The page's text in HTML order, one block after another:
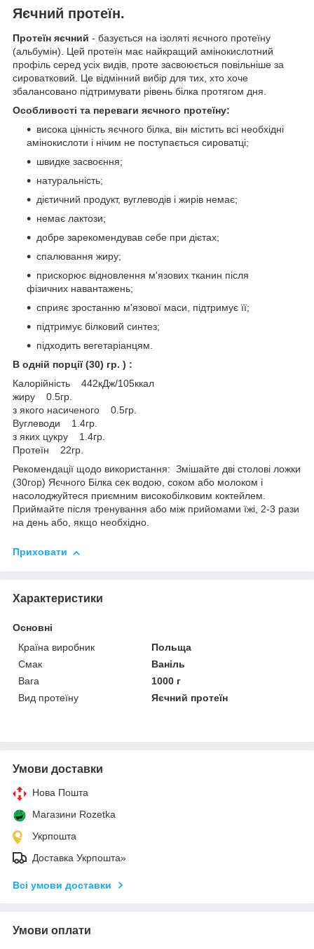
Яєчний протеїн.
Протеїн яєчний - базується на ізоляті яєчного протеїну
(альбумін). Цей протеїн має найкращий амінокислотний
профіль серед усіх видів, проте засвоюється повільніше за
сироватковий. Це відмінний вибір для тих, хто хоче
збалансовано підтримувати рівень білка протягом дня.
Особливості та переваги яєчного протеїну:
висока цінність яєчного білка, він містить всі необхідні
амінокислоти і нічим не поступається сироватці;
швидке засвоєння;
натуральність;
дієтичний продукт, вуглеводів і жирів немає;
немає лактози;
добре зарекомендував себе при дієтах;
спалювання жиру;
прискорює відновлення м'язових тканин після
фізичних навантажень;
сприяє зростанню м'язової маси, підтримує її;
підтримує білковий синтез;
підходить вегетаріанцям.
В одній порції (30) гр. ) :
Калорійність 442кДж/105ккал
жиру 0.5гр.
з якого насиченого 0.5гр.
Вуглеводи 1.4гр.
з яких цукру 1.4гр.
Протеїн 22гр.
Рекомендації щодо використання: Змішайте дві столові ложки
(30гор) Яєчного Білка сек водою, соком або молоком і
насолоджуйтеся приємним високобілковим коктейлем.
Приймайте після тренування або між прийомами їжі, 2-3 рази
на день або, якщо необхідно.
Приховати
Характеристики
Основні
Країна виробник
Польща
Смак
Ваніль
Вага
1000 г
Вид протеїну
Яєчний протеїн
Умови доставки
Нова Пошта
Магазини Rozetka
Укрпошта
Доставка Укрпошта»
Всі умови доставки
Умови оплати